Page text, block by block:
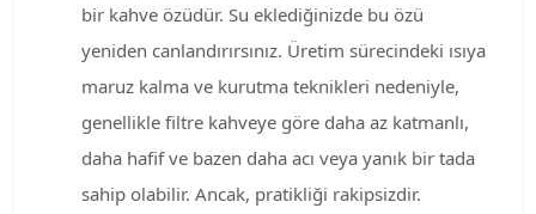
bir kahve özüdür. Su eklediğinizde bu özü
yeniden canlandırırsınız. Üretim sürecindeki ısıya
maruz kalma ve kurutma teknikleri nedeniyle,
genellikle filtre kahveye göre daha az katmanlı,
daha hafif ve bazen daha acı veya yanık bir tada
sahip olabilir. Ancak, pratikliği rakipsizdir.